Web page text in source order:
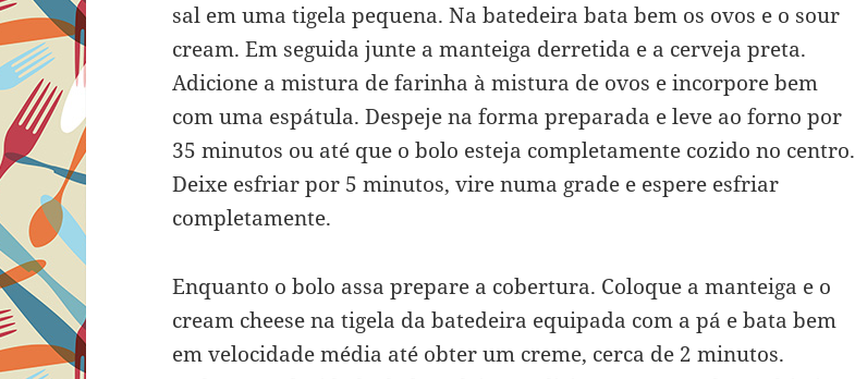
sal em uma tigela pequena. Na batedeira bata bem os ovos e o sour
cream. Em seguida junte a manteiga derretida e a cerveja preta.
Adicione a mistura de farinha à mistura de ovos e incorpore bem
com uma espátula. Despeje na forma preparada e leve ao forno por
35 minutos ou até que o bolo esteja completamente cozido no centro.
Deixe esfriar por 5 minutos, vire numa grade e espere esfriar
completamente.
Enquanto o bolo assa prepare a cobertura. Coloque a manteiga e o
cream cheese na tigela da batedeira equipada com a pá e bata bem
em velocidade média até obter um creme, cerca de 2 minutos.